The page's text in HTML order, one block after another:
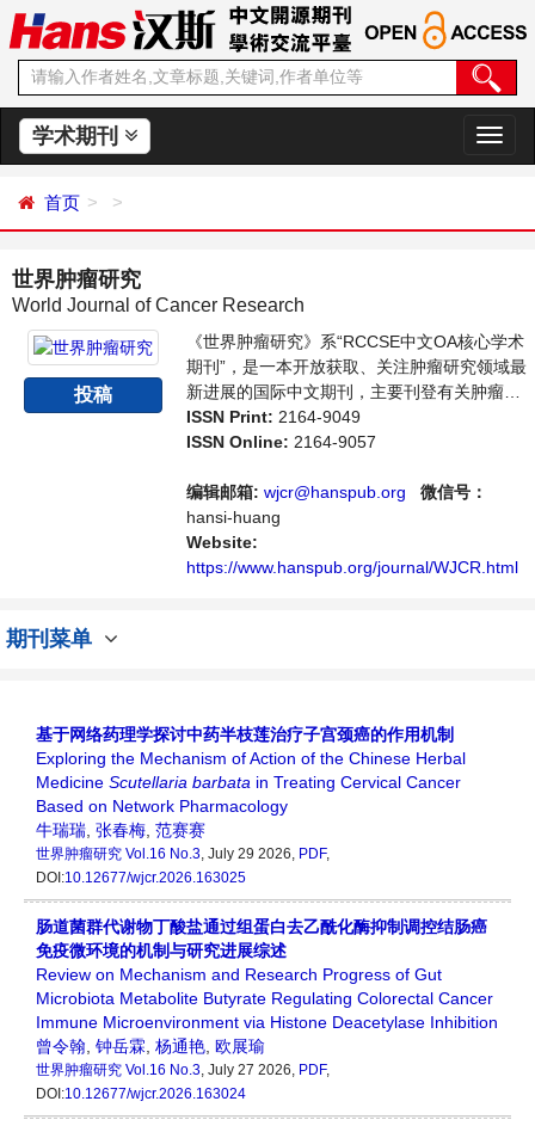
学术期刊
切
换
首页
世界肿瘤研究
World Journal of Cancer Research
投稿
《世界肿瘤研究》系“RCCSE中文OA核心学术
期刊”，是一本开放获取、关注肿瘤研究领域最
新进展的国际中文期刊，主要刊登有关肿瘤免
疫学、肿瘤病因学、肿瘤病理学等领域的论
文，反映国内外该领域的最新研究动态。本刊
术，集学术性、思想性为一体，旨在给世界范
围内的科学家、学者、科研人员提供一个传
播、分享和讨论肿瘤研究领域内不同方向问题
与发展的交流平台。
ISSN Print: 2164-9049
ISSN Online: 2164-9057
编辑邮箱: wjcr@hanspub.org
微信号：
hansi-huang
Website:
https://www.hanspub.org/journal/WJCR.html
期刊菜单
基于网络药理学探讨中药半枝莲治疗子宫颈癌的作用机制
Exploring the Mechanism of Action of the Chinese Herbal
Medicine Scutellaria barbata in Treating Cervical Cancer
Based on Network Pharmacology
牛瑞瑞 张春梅 范赛赛
世界肿瘤研究 Vol.16 No.3, July 29 2026, PDF,
DOI:10.12677/wjcr.2026.163025
肠道菌群代谢物丁酸盐通过组蛋白去乙酰化酶抑制调控结肠癌
免疫微环境的机制与研究进展综述
Review on Mechanism and Research Progress of Gut
Microbiota Metabolite Butyrate Regulating Colorectal Cancer
Immune Microenvironment via Histone Deacetylase Inhibition
曾令翰 钟岳霖 杨通艳 欧展瑜
世界肿瘤研究 Vol.16 No.3, July 27 2026, PDF,
DOI:10.12677/wjcr.2026.163024